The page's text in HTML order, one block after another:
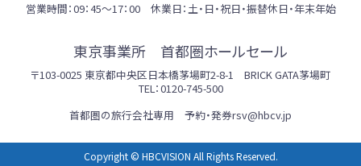
営業時間：09：45～17：00 休業日：土・日・祝日・振替休日・年末年始
東京事業所 首都圏ホールセール
〒103-0025 東京都中央区日本橋茅場町2-8-1 BRICK GATA茅場町
TEL：0120-745-500
首都圏の旅行会社専用 予約・発券rsv@hbcv.jp
Copyright © HBCVISION All Rights Reserved.